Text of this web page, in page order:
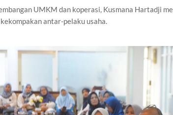
UMKM dan koperasi, Kusmana Hartadji
antar-pelaku usaha.